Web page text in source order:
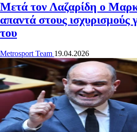
Μετά τον Λαζαρίδη ο
απαντά στους ισχυρισμούς
του
Metrosport Team 19.04.2026